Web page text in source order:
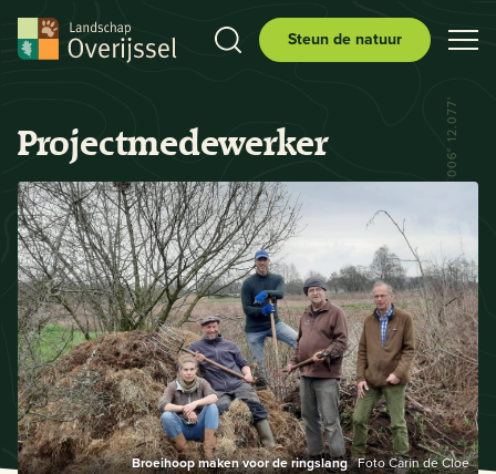
Steun de natuur
Projectmedewerker
Broeihoop maken voor de ringslangFoto Carin de Cloe
N 52° 29.556' E 006° 12.077'